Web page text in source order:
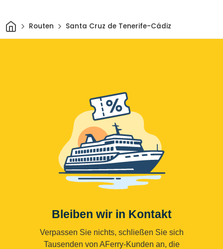
HeimRouten Santa Cruz de Tenerife-Cádiz
Bleiben wir in Kontakt
Verpassen Sie nichts, schließen Sie sich
Tausenden von AFerry-Kunden an, die